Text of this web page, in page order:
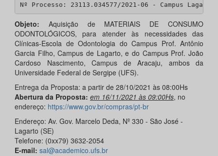
Nº Processo: 23113.034577/2021-06 - Campus Lagarto/
Objeto: Aquisição de MATERIAIS DE CONSUMO
ODONTOLÓGICOS, para atender às necessidades das
Clínicas-Escola de Odontologia do Campus Prof. Antônio
Garcia Filho, Campus de Lagarto, e do Campus Prof. João
Cardoso Nascimento, Campus de Aracaju, ambos da
Universidade Federal de Sergipe (UFS).
Entrega da Proposta: a partir de 28/10/2021 às 08:00Hs
Abertura da Proposta: em 16/11/2021 às 09:00Hs, no
endereço: https://www.gov.br/compras/pt-br
Endereço: Av. Gov. Marcelo Deda, Nº 330 - São José -
Lagarto (SE)
Telefone: (0xx79) 3632-2054
E-mail: sal@academico.ufs.br